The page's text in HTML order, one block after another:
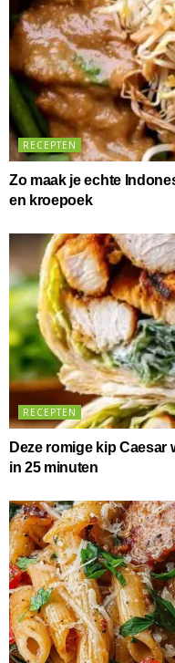
RECEPTEN
Zo maak je echte
en kroepoek
RECEPTEN
Deze romige kip Caesar
in 25 minuten